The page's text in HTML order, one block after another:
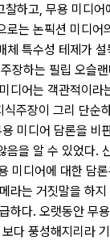
하고, 무용 미디
는 논픽션 미디
특수성 테제가
장하는 필립 오슬
디어는 객관적이
주장이 그리 단순
미디어 담론을 비
을 알 수 있었다.
미디어에 대한 담
라는 거짓말을 하
다. 오랫동안 무
다 풍성해지리라